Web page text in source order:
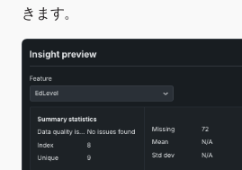
きます。